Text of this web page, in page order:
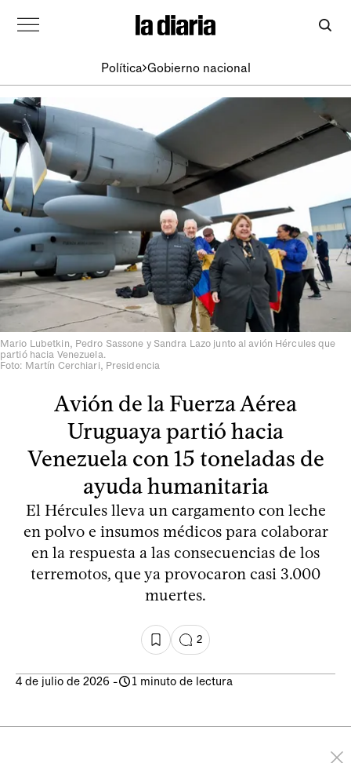
Política Gobierno nacional
Mario Lubetkin, Pedro Sassone y Sandra Lazo junto al avión Hércules que
partió hacia Venezuela.
Foto: Martín Cerchiari, Presidencia
Avión de la Fuerza Aérea
Uruguaya partió hacia
Venezuela con 15 toneladas de
ayuda humanitaria
El Hércules lleva un cargamento con leche
en polvo e insumos médicos para colaborar
en la respuesta a las consecuencias de los
terremotos, que ya provocaron casi 3.000
muertes.
2
4 de julio de 2026 - 1 minuto de lectura